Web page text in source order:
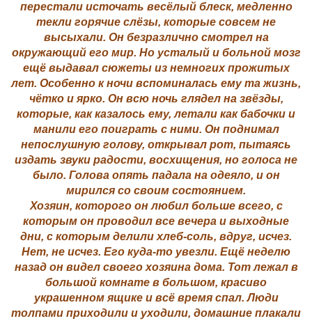
перестали источать весёлый блеск, медленно
текли горячие слёзы, которые совсем не
высыхали. Он безразлично смотрел на
окружающий его мир. Но усталый и больной мозг
ещё выдавал сюжеты из немногих прожитых
лет. Особенно к ночи вспоминалась ему та жизнь,
чётко и ярко. Он всю ночь глядел на звёзды,
которые, как казалось ему, летали как бабочки и
манили его поиграть с ними. Он поднимал
непослушную голову, открывал рот, пытаясь
издать звуки радости, восхищения, но голоса не
было. Голова опять падала на одеяло, и он
мирился со своим состоянием.
Хозяин, которого он любил больше всего, с
которым он проводил все вечера и выходные
дни, с которым делили хлеб-соль, вдруг, исчез.
Нет, не исчез. Его куда-то увезли. Ещё неделю
назад он видел своего хозяина дома. Тот лежал в
большой комнате в большом, красиво
украшенном ящике и всё время спал. Люди
толпами приходили и уходили, домашние плакали